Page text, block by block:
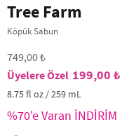
Tree Farm
Köpük Sabun
749,00 ₺
199,00 ₺
8.75 fl oz / 259 mL
%70'e Varan İNDİRİM